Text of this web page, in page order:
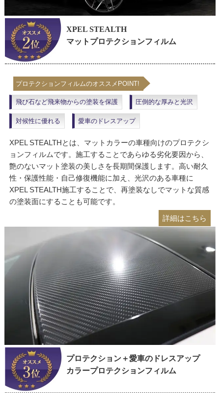
XPEL STEALTH
マットプロテクションフィルム
プロテクションフィルムのオススメPOINT!
飛び石など飛来物からの塗装を保護 圧倒的な厚みと光沢
対候性に優れる 愛車のドレスアップ
XPEL STEALTHとは、マットカラーの車種向けのプロテクシ
ョンフィルムです。施工することであらゆる劣化要因から、
艶のないマット塗装の美しさを長期間保護します。高い耐久
性・保護性能・自己修復機能に加え、光沢のある車種に
XPEL STEALTH施工することで、再塗装なしでマットな質感
の塗装面にすることも可能です。
詳細はこちら
プロテクション＋愛車のドレスアップ
カラープロテクションフィルム